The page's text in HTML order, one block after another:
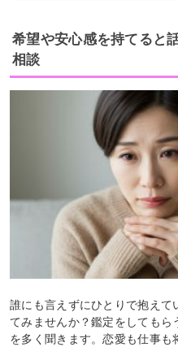
希望や安心感を持てると
相談
誰にも言えずにひとりで抱えて
てみませんか？鑑定をしても
を多く聞きます。恋愛も仕事も